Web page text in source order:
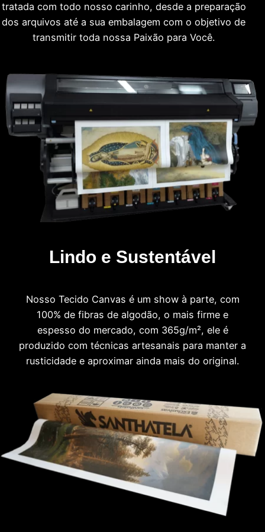
tratada com todo nosso carinho, desde a preparação
dos arquivos até a sua embalagem com o objetivo de
transmitir toda nossa Paixão para Você.
Lindo e Sustentável
Nosso Tecido Canvas é um show à parte, com
100% de fibras de algodão, o mais firme e
espesso do mercado, com 365g/m², ele é
produzido com técnicas artesanais para manter a
rusticidade e aproximar ainda mais do original.